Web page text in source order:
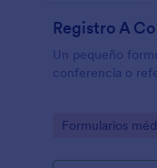
Registro A
Un pequeño
conferencia o
Go to Category:
Formularios